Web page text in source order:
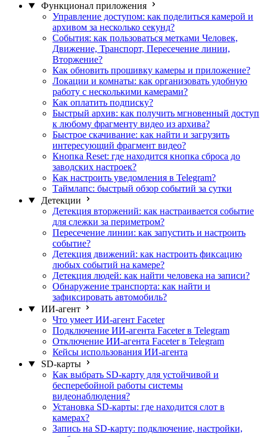
Функционал приложения
Управление доступом: как поделиться камерой и
архивом за несколько секунд?
События: как пользоваться метками Человек,
Движение, Транспорт, Пересечение линии,
Вторжение?
Как обновить прошивку камеры и приложение?
Локации и комнаты: как организовать удобную
работу с несколькими камерами?
Как оплатить подписку?
Быстрый архив: как получить мгновенный доступ
к любому фрагменту видео из архива?
Быстрое скачивание: как найти и загрузить
интересующий фрагмент видео?
Кнопка Reset: где находится кнопка сброса до
заводских настроек?
Как настроить уведомления в Telegram?
Таймлапс: быстрый обзор событий за сутки
Детекции
Детекция вторжений: как настраивается событие
для слежки за периметром?
Пересечение линии: как запустить и настроить
событие?
Детекция движений: как настроить фиксацию
любых событий на камере?
Детекция людей: как найти человека на записи?
Обнаружение транспорта: как найти и
зафиксировать автомобиль?
ИИ-агент
Что умеет ИИ-агент Faceter
Подключение ИИ-агента Faceter в Telegram
Отключение ИИ-агента Faceter в Telegram
Кейсы использования ИИ-агента
SD-карты
Как выбрать SD-карту для устойчивой и
бесперебойной работы системы
видеонаблюдения?
Установка SD-карты: где находится слот в
камерах?
Запись на SD-карту: подключение, настройки,